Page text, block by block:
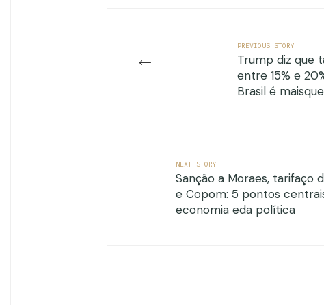
←
PREVIOUS STORY
Trump diz que
entre 15% e
Brasil é
NEXT STORY
Sanção a Moraes, tarifaço
e Copom: 5 pontos
economia eda política